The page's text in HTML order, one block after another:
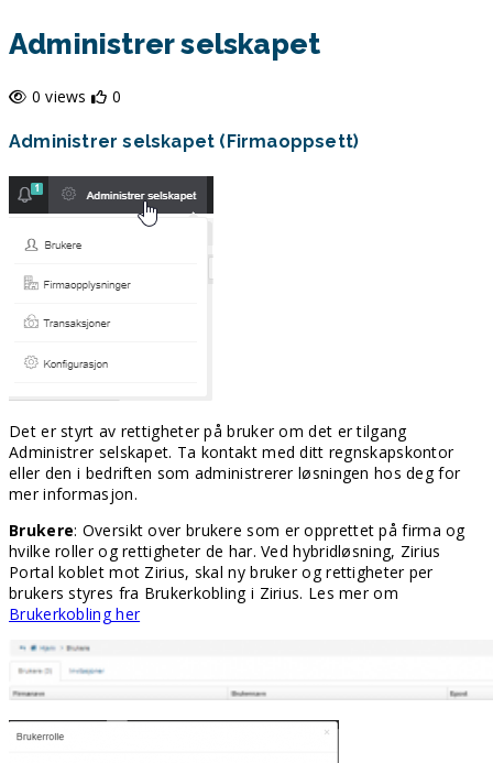
Administrer selskapet
0 views 0
Administrer selskapet (Firmaoppsett)
Det er styrt av rettigheter på bruker om det er tilgang
Administrer selskapet. Ta kontakt med ditt regnskapskontor
eller den i bedriften som administrerer løsningen hos deg for
mer informasjon.
Brukere: Oversikt over brukere som er opprettet på firma og
hvilke roller og rettigheter de har. Ved hybridløsning, Zirius
Portal koblet mot Zirius, skal ny bruker og rettigheter per
brukers styres fra Brukerkobling i Zirius. Les mer om
Brukerkobling her